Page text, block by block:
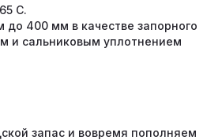
С.
400 мм в качестве запорного
и сальниковым уплотнением
запас и вовремя пополняем